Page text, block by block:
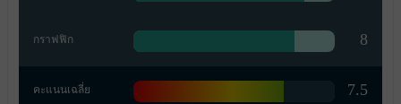
กราฟฟิก 8
คะแนนเฉลี่ย 7.5